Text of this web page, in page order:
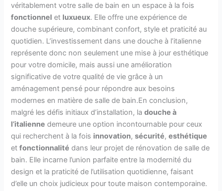
véritablement votre salle de bain en un espace à la fois
fonctionnel et luxueux. Elle offre une expérience de
douche supérieure, combinant confort, style et praticité au
quotidien. L’investissement dans une douche à l’italienne
représente donc non seulement une mise à jour esthétique
pour votre domicile, mais aussi une amélioration
significative de votre qualité de vie grâce à un
aménagement pensé pour répondre aux besoins
modernes en matière de salle de bain.En conclusion,
malgré les défis initiaux d’installation, ladouche à
l’italienne demeure une option incontournable pour ceux
qui recherchent à la fois innovation,sécurité,esthétique
etfonctionnalité dans leur projet de rénovation de salle de
bain. Elle incarne l’union parfaite entre la modernité du
design et la praticité de l’utilisation quotidienne, faisant
d’elle un choix judicieux pour toute maison contemporaine.